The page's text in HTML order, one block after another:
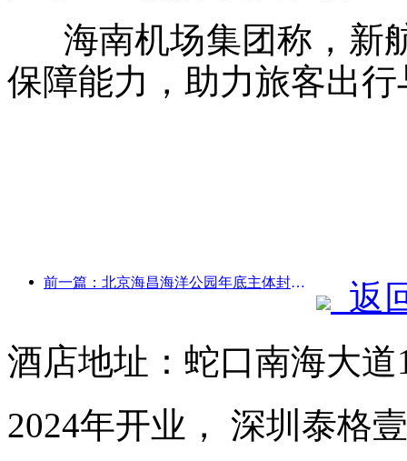
海南机场集团称，新
保障能力，助力旅客出
前一篇：北京海昌海洋公园年底主体封顶 预计2027年建成开放
返
酒店地址：蛇口南海大
2024年开业， 深圳泰